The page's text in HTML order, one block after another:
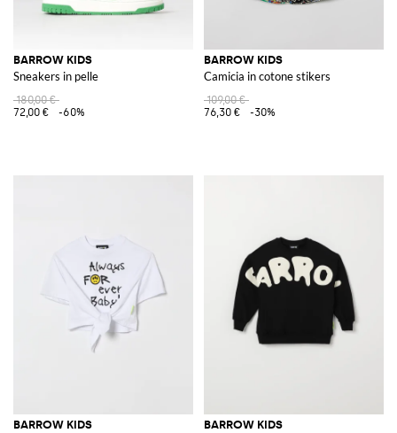
BARROW KIDS
Sneakers in pelle
180,00 €
72,00 €
-60%
BARROW KIDS
Camicia in cotone stikers
109,00 €
76,30 €
-30%
BARROW KIDS BARROW KIDS